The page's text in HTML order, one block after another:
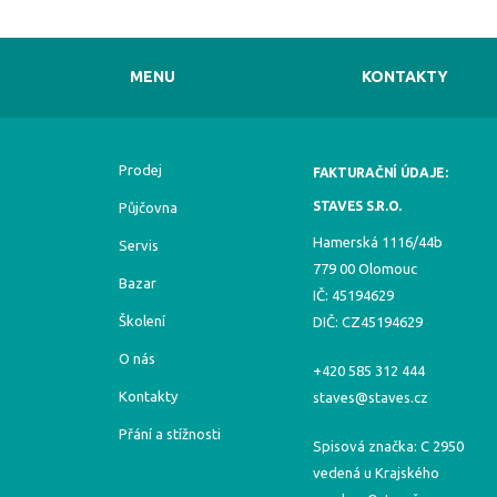
MENU KONTAKTY
Prodej
Půjčovna
Servis
Bazar
Školení
O nás
Kontakty
Přání a stížnosti
FAKTURAČNÍ ÚDAJE:
STAVES S.R.O.
Hamerská 1116/44b
779 00 Olomouc
IČ: 45194629
DIČ: CZ45194629
+420 585 312 444
staves@staves.cz
Spisová značka: C 2950
vedená u Krajského